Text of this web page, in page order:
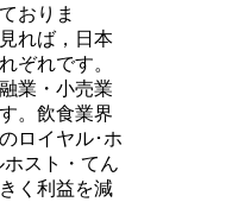
おりま
れば，日本
ぞれです。
業・小売業
。飲食業界
ロイヤル･ホ
スト・てん
く利益を減